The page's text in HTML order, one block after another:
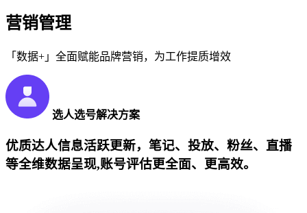
营销管理
「数据+」全面赋能品牌营销，为工作提质增效
选人选号解决方案
优质达人信息活跃更新，笔记、投放、粉丝、直播
等全维数据呈现,账号评估更全面、更高效。